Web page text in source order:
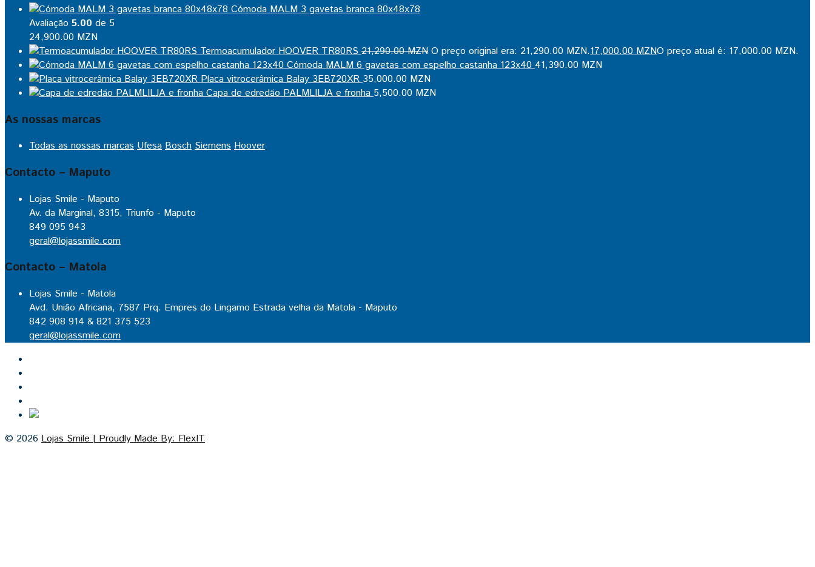
Cómoda MALM 3 gavetas branca 80x48x78
Avaliação 5.00 de 5
24,900.00 MZN
Termoacumulador HOOVER TR80RS 21,290.00MZN O preço original era: 21,290.00 MZN.17,000.00MZNO preço atual é: 17,000.00 MZN.
Cómoda MALM 6 gavetas com espelho castanha 123x40 41,390.00 MZN
Placa vitrocerâmica Balay 3EB720XR 35,000.00 MZN
Capa de edredão PALMLILJA e fronha 5,500.00 MZN
As nossas marcas
Todas as nossas marcas Ufesa Bosch Siemens Hoover
Contacto – Maputo
Lojas Smile - Maputo
Av. da Marginal, 8315, Triunfo - Maputo
849 095 943
geral@lojassmile.com
Contacto – Matola
Lojas Smile - Matola
Avd. União Africana, 7587 Prq. Empres do Lingamo Estrada velha da Matola - Maputo
842 908 914 & 821 375 523
geral@lojassmile.com
© 2026 Lojas Smile | Proudly Made By: FlexIT